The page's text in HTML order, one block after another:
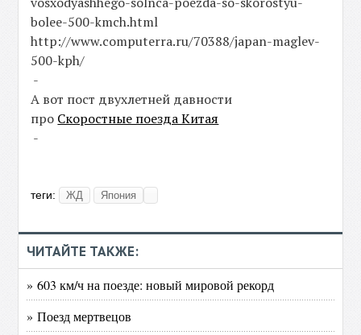
bolee-500-kmch.html
http://www.computerra.ru/70388/japan-maglev-
500-kph/
-
А вот пост двухлетней давности
про Скоростные поезда Китая
-
теги: ЖД Япония
ЧИТАЙТЕ ТАКЖЕ:
» 603 км/ч на поезде: новый мировой рекорд
» Поезд мертвецов